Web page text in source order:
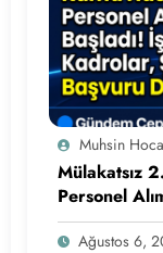
Muhsin Hoca
Mülakatsız
Personel
Şehirler ve
Ağustos 6,